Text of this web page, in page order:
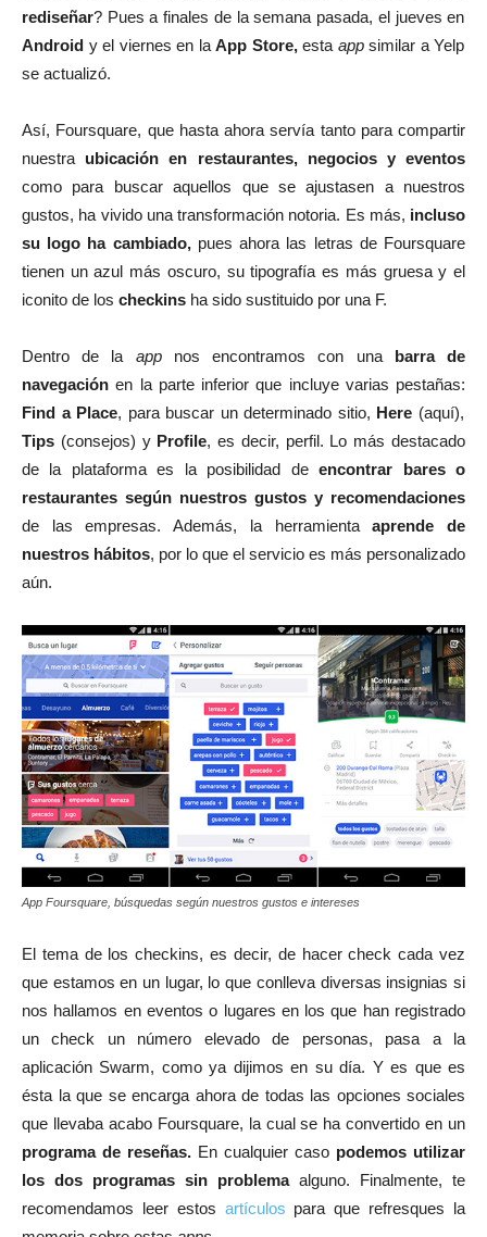
rediseñar? Pues a finales de la semana pasada, el jueves en
Android y el viernes en laApp Store,esta appsimilar a Yelp
se actualizó.
Así, Foursquare, que hasta ahora servía tanto para compartir
nuestra ubicación en restaurantes, negocios y eventos
como para buscar aquellos que se ajustasen a nuestros
gustos, ha vivido una transformación notoria. Es más, incluso
su logo ha cambiado,pues ahora las letras de Foursquare
tienen un azul más oscuro, su tipografía es más gruesa y el
iconito de los checkins ha sido sustituido por una F.
Dentro de la appnos encontramos con unabarra de
navegación en la parte inferior que incluye varias pestañas:
Find a Place, para buscar un determinado sitio, Here (aquí),
Tips (consejos) y Profile, es decir, perfil. Lo más destacado
de la plataforma es la posibilidad deencontrar bares o
restaurantes según nuestros gustos y recomendaciones
de las empresas. Además, la herramientaaprende de
nuestros hábitos, por lo que el servicio es más personalizado
aún.
App Foursquare, búsquedas según nuestros gustos e intereses
El tema de los checkins, es decir, de hacer check cada vez
que estamos en un lugar, lo que conlleva diversas insignias si
nos hallamos en eventos o lugares en los que han registrado
un check un número elevado de personas, pasa a la
aplicación Swarm, como ya dijimos en su día. Y es que es
ésta la que se encarga ahora de todas las opciones sociales
que llevaba acabo Foursquare, la cual se ha convertido en un
programa de reseñas. En cualquier caso podemos utilizar
los dos programas sin problemaalguno. Finalmente, te
recomendamos leer estos artículos para que refresques la